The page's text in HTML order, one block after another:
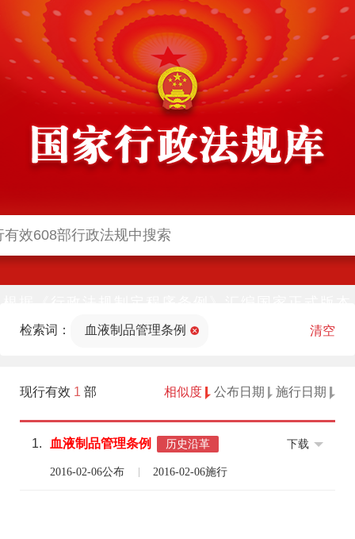
法部官网)同步公布
检索词： 血液制品管理条例 清空
现行有效 1 部 相似度 公布日期 施行日期
1. 血液制品管理条例 历史沿革
2016-02-06公布 2016-02-06施行
下载